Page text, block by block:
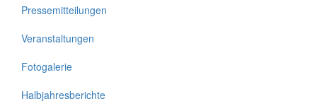
Pressemitteilungen
Veranstaltungen
Fotogalerie
Halbjahresberichte